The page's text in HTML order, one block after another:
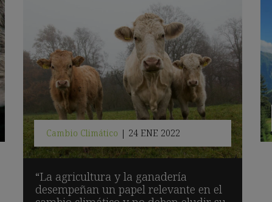
Cambio Climático | 24 ENE 2022
“La agricultura y la ganadería
desempeñan un papel relevante en el